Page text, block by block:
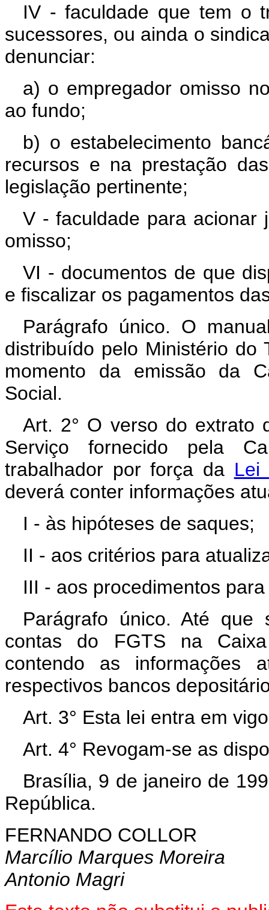
IV - faculdade que tem o
sucessores, ou ainda o
denunciar:
a) o empregador omisso
ao fundo;
b) o estabelecimento
recursos e na prestação
legislação pertinente;
V - faculdade para acionar
omisso;
VI - documentos de que
e fiscalizar os pagamentos
Parágrafo único. O
distribuído pelo Ministério do
momento da emissão da
Social.
Art. 2° O verso do extrato
Serviço fornecido pela
trabalhador por força da Lei
deverá conter informações
I - às hipóteses de saques;
II - aos critérios para
III - aos procedimentos
Parágrafo único. Até que
contas do FGTS na
contendo as informações
respectivos bancos
Art. 3° Esta lei entra em
Art. 4° Revogam-se as
Brasília, 9 de janeiro de
República.
FERNANDO COLLOR
Marcílio Marques Moreira
Antonio Magri